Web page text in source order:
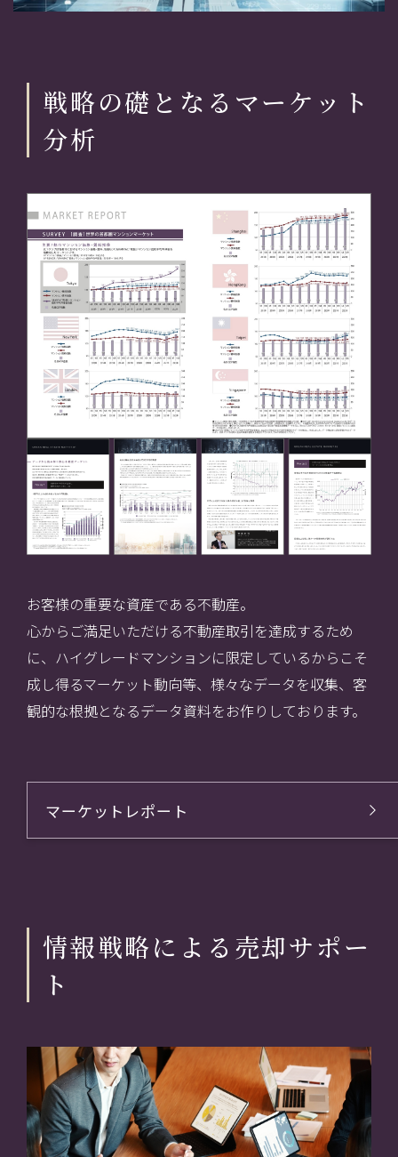
戦略の礎となるマーケット
分析
お客様の重要な資産である不動産。
心からご満足いただける不動産取引を達成するため
に、ハイグレードマンションに限定しているからこそ
成し得るマーケット動向等、 様々なデータを収集、客
観的な根拠となるデータ資料をお作りしております。
マーケットレポート
情報戦略による売却サポー
ト